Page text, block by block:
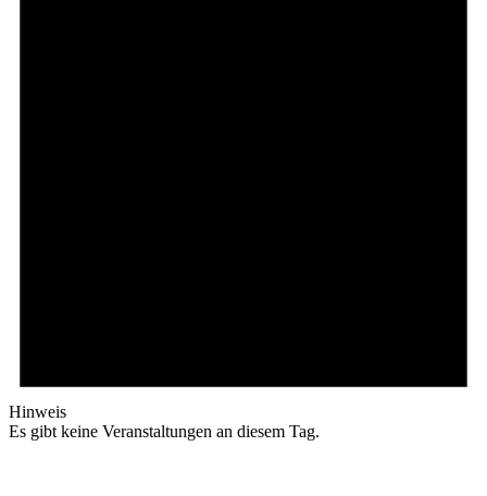
Hinweis
Es gibt keine Veranstaltungen an diesem Tag.